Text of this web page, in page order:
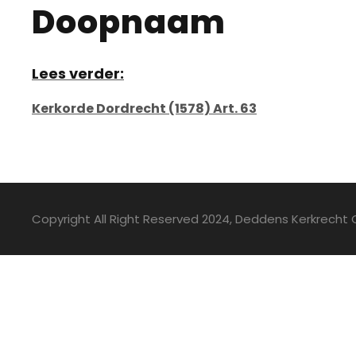
Doopnaam
Lees verder:
Kerkorde Dordrecht (1578) Art. 63
Copyright All Right Reserved 2024, Deddens Kerkrecht